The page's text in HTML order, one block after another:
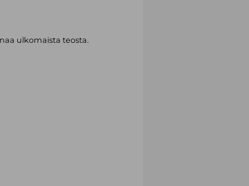
ulkomaista teosta.